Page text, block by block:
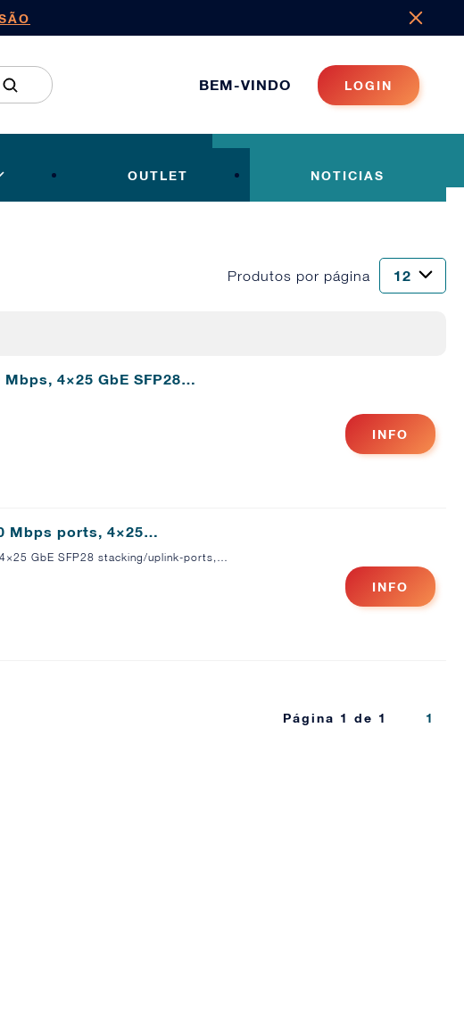
BEM-VINDO LOGIN
OUTLET NOTICIAS
Produtos por página
4×25 GbE SFP28…
INFO
Mbps ports, 4×25…
GbE SFP28 stacking/uplink-ports,…
INFO
Página 1 de 1 1